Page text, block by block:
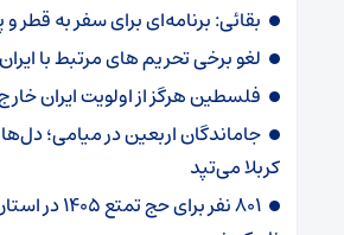
بقائی: برنامه‌ای برای سفر به قطر
لغو برخی تحریم های مرتبط با
فلسطین هرگز از اولویت ایران
جاماندگان اربعین در میامی؛
کربلا می‌تپد
۸۰۱ نفر برای